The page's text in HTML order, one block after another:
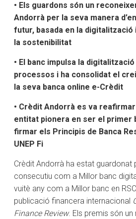
• Els guardons són un
Andorrà per la seva manera
futur, basada en la digitalització
la sostenibilitat
• El banc impulsa la
processos i ha consolidat el
la seva banca online e-Crèdit
• Crèdit Andorrà es va
entitat pionera en ser el primer
firmar els Principis de Banca
UNEP Fi
Crèdit Andorrà ha estat guardonat
consecutiu com a Millor banc
vuitè any com a Millor banc en
publicació financera internacional
Finance Review. Els premis són